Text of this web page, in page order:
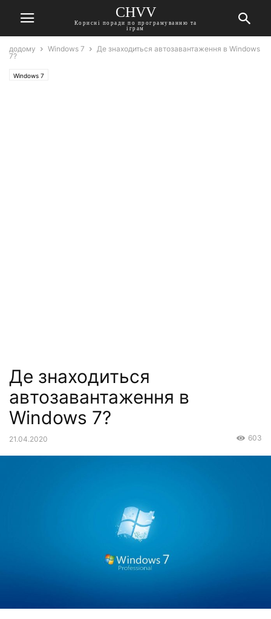
CHVV
Корисні поради по програмуванню та
іграм
додому Windows 7
Де знаходиться автозавантаження в Windows
7?
Windows 7
Де знаходиться
автозавантаження в
Windows 7?
21.04.2020 603